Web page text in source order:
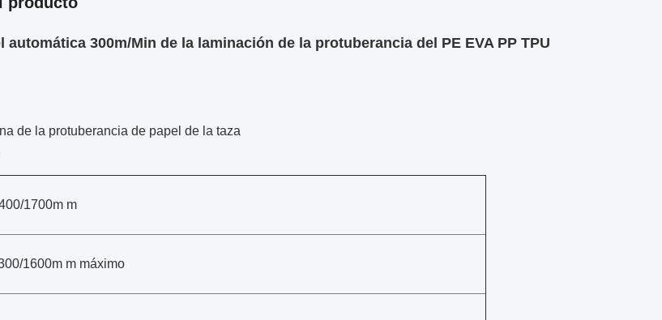
automática 300m/Min de la laminación de la protuberancia del PE EVA PP TPU
de la protuberancia de papel de la taza
1700m m
1600m m máximo